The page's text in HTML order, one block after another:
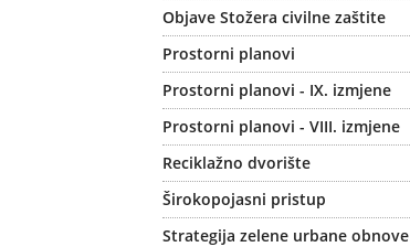
Objave Stožera civilne zaštite
Prostorni planovi
Prostorni planovi - IX. izmjene
Prostorni planovi - VIII. izmjene
Reciklažno dvorište
Širokopojasni pristup
Strategija zelene urbane obnove